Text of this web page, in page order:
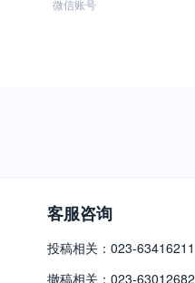
微信账号
客服咨询
投稿相关：023-63416211
撤稿相关：023-63012682